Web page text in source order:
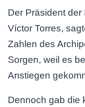
Der Präsident der
Víctor Torres,
Zahlen des
Sorgen, weil es
Anstiegen
Dennoch gab die